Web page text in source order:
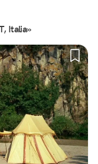
Italia»